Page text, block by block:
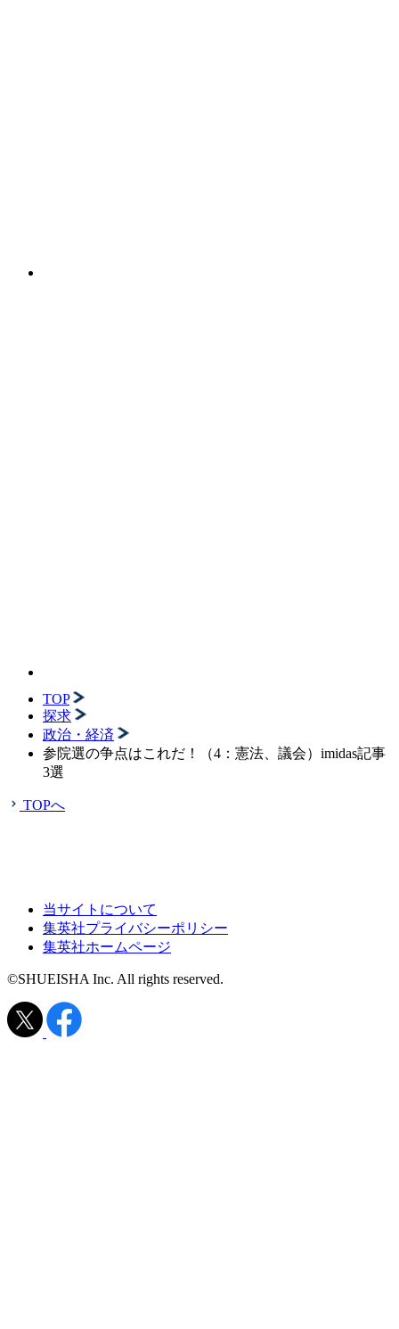
TOP
探求
政治・経済
参院選の争点はこれだ！（4：憲法、議会）imidas記事
3選
TOPへ
当サイトについて
集英社プライバシーポリシー
集英社ホームページ
©SHUEISHA Inc. All rights reserved.